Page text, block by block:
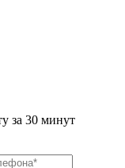
за 30 минут